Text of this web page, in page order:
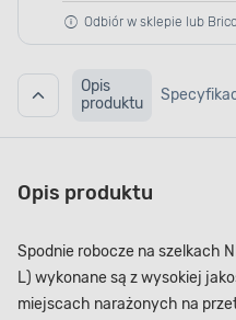
Odbiór w sklepie lub
Opis
produktu
Opis produktu
Spodnie robocze na szelkach
L) wykonane są z wysokiej
miejscach narażonych na